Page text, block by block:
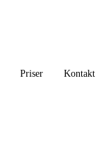
Priser Kontakt